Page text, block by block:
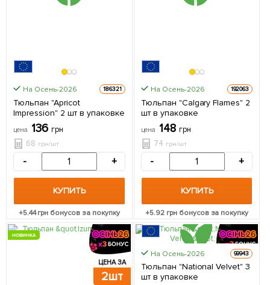
На Осень-2026 186321
Тюльпан "Apricot
Impression" 2 шт в упаковке
цена 136 грн
68 грн/шт
- +
КУПИТЬ
+5.44грн бонусов за покупку
На Осень-2026 192063
Тюльпан "Calgary Flames" 2
шт в упаковке
цена 148 грн
74 грн/шт
- +
КУПИТЬ
+5.92грн бонусов за покупку
ЦЕНА ЗА
2шт
НОВИНКА
На Осень-2026 99943
Тюльпан "National Velvet" 3
шт в упаковке